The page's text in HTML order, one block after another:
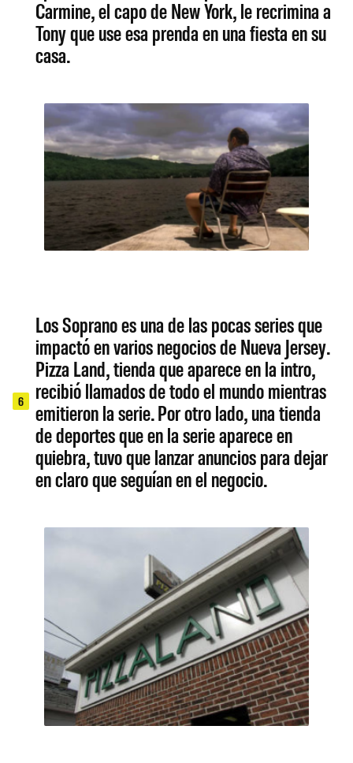
Carmine, el capo de New York, le recrimina a
Tony que use esa prenda en una fiesta en su
casa.
6
Los Soprano es una de las pocas series que
impactó en varios negocios de Nueva Jersey.
Pizza Land, tienda que aparece en la intro,
recibió llamados de todo el mundo mientras
emitieron la serie. Por otro lado, una tienda
de deportes que en la serie aparece en
quiebra, tuvo que lanzar anuncios para dejar
en claro que seguían en el negocio.